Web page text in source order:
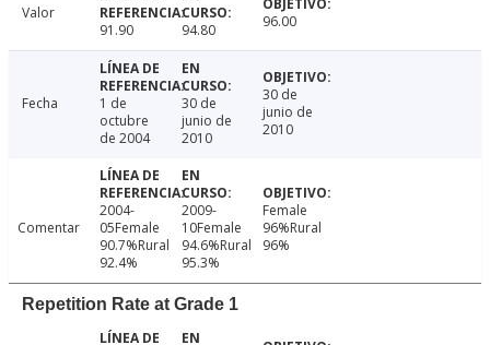
Valor
91.90
94.80 96.00
Fecha
1 de
octubre
de 2004
30 de
junio de
2010
30 de
junio de
2010
Comentar
2004-
05Female
90.7%Rural
92.4%
2009-
10Female
94.6%Rural
95.3%
Female
96%Rural
96%
Repetition Rate at Grade 1